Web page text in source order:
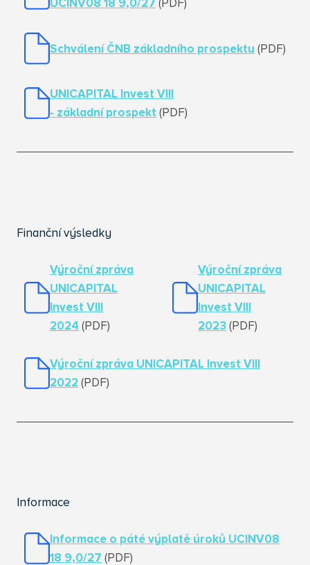
UCINV08 18 9,0/27 (PDF)
Schválení ČNB základního prospektu (PDF)
UNICAPITAL Invest VIII
- základní prospekt (PDF)
Finanční výsledky
Výroční zpráva
UNICAPITAL
Invest VIII
2024 (PDF)
Výroční zpráva
UNICAPITAL
Invest VIII
2023 (PDF)
Výroční zpráva UNICAPITAL Invest VIII
2022 (PDF)
Informace
Informace o páté výplatě úroků UCINV08
18 9,0/27 (PDF)